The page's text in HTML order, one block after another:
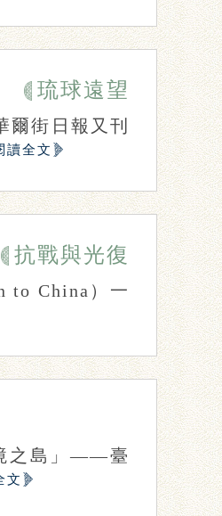
簡皓瑜
琉球遠望
爾街日報又刊
讀全文
瑜
抗戰與光復
to China）一
之島」——臺
文